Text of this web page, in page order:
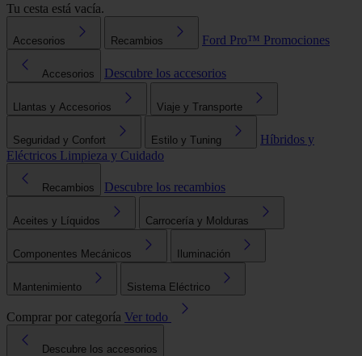
Tu cesta está vacía.
Accesorios Recambios Ford Pro™ Promociones
Accesorios Descubre los accesorios
Llantas y Accesorios Viaje y Transporte
Seguridad y Confort Estilo y Tuning
Híbridos y
Eléctricos Limpieza y Cuidado
Recambios Descubre los recambios
Aceites y Líquidos Carrocería y Molduras
Componentes Mecánicos Iluminación
Mantenimiento Sistema Eléctrico
Comprar por categoría Ver todo
Descubre los accesorios